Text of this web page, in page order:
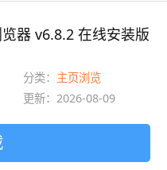
器 v6.8.2 在线安装版
分类： 主页浏览
更新：2026-08-09